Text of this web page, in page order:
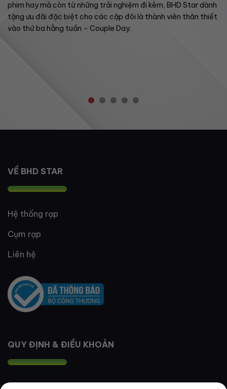
phim hay mà còn từ những trải nghiệm đi kèm, BHD Star dành
tặng ưu đãi đặc biệt cho các cặp đôi là thành viên thân thiết
vào thứ ba hằng tuần – Couple Day.
VỀ BHD STAR
Hệ thống rạp
Cụm rạp
Liên hệ
QUY ĐỊNH & ĐIỀU KHOẢN
Quy định thành viên